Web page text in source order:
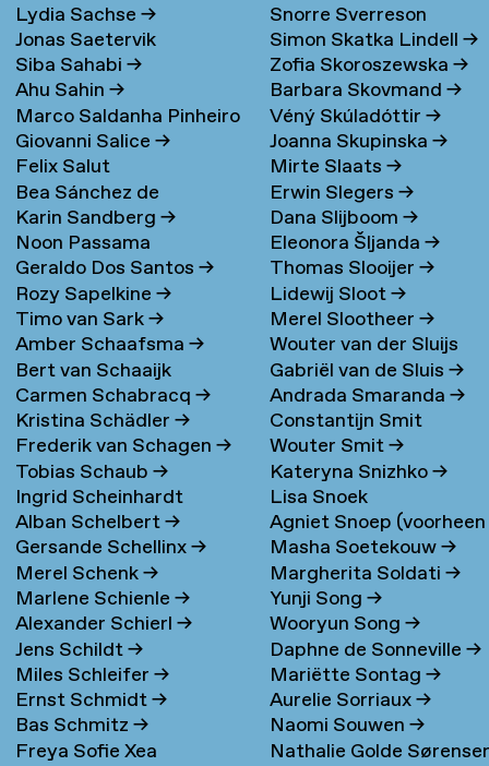
Lydia Sachse→
Jonas Saetervik
Siba Sahabi→
Ahu Sahin→
Marco Saldanha Pinheiro
→
Giovanni Salice→
Felix Salut
Bea Sánchez de
Lamadrid Bayón→
Karin Sandberg→
Noon Passama
Sanpatchayapong→
Geraldo Dos Santos→
Rozy Sapelkine→
Timo van Sark→
Amber Schaafsma→
Bert van Schaaijk
Carmen Schabracq→
Kristina Schädler→
Frederik van Schagen→
Tobias Schaub→
Ingrid Scheinhardt
Alban Schelbert→
Gersande Schellinx→
Merel Schenk→
Marlene Schienle→
Alexander Schierl→
Jens Schildt→
Miles Schleifer→
Ernst Schmidt→
Bas Schmitz→
Freya Sofie Xea
Snorre Sverreson
Skarveland Petlund→
Simon Skatka Lindell→
Zofia Skoroszewska→
Barbara Skovmand→
Véný Skúladóttir→
Joanna Skupinska→
Mirte Slaats→
Erwin Slegers→
Dana Slijboom→
Eleonora Šljanda→
Thomas Slooijer→
Lidewij Sloot→
Merel Slootheer→
Wouter van der Sluijs
Gabriël van de Sluis→
Andrada Smaranda→
Constantijn Smit
Wouter Smit→
Kateryna Snizhko→
Lisa Snoek
Agniet Snoep (voorheen
Meijerman)→
Masha Soetekouw→
Margherita Soldati→
Yunji Song→
Wooryun Song→
Daphne de Sonneville→
Mariëtte Sontag→
Aurelie Sorriaux→
Naomi Souwen→
Nathalie Golde